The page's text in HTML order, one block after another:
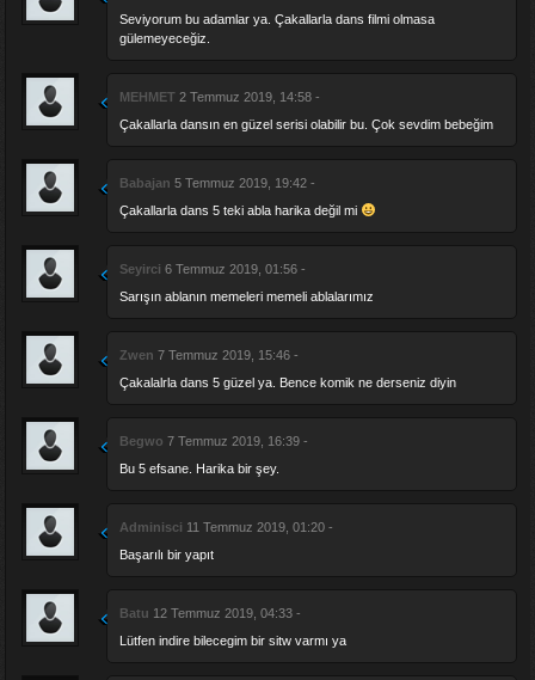
Seviyorum bu adamlar ya. Çakallarla dans filmi olmasa
gülemeyeceğiz.
MEHMET 2 Temmuz 2019, 14:58 -
Çakallarla dansın en güzel serisi olabilir bu. Çok sevdim bebeğim
Babajan 5 Temmuz 2019, 19:42 -
Çakallarla dans 5 teki abla harika değil mi
Seyirci 6 Temmuz 2019, 01:56 -
Sarışın ablanın memeleri memeli ablalarımız
Zwen 7 Temmuz 2019, 15:46 -
Çakalalrla dans 5 güzel ya. Bence komik ne derseniz diyin
Begwo 7 Temmuz 2019, 16:39 -
Bu 5 efsane. Harika bir şey.
Adminisci 11 Temmuz 2019, 01:20 -
Başarılı bir yapıt
Batu 12 Temmuz 2019, 04:33 -
Lütfen indire bilecegim bir sitw varmı ya